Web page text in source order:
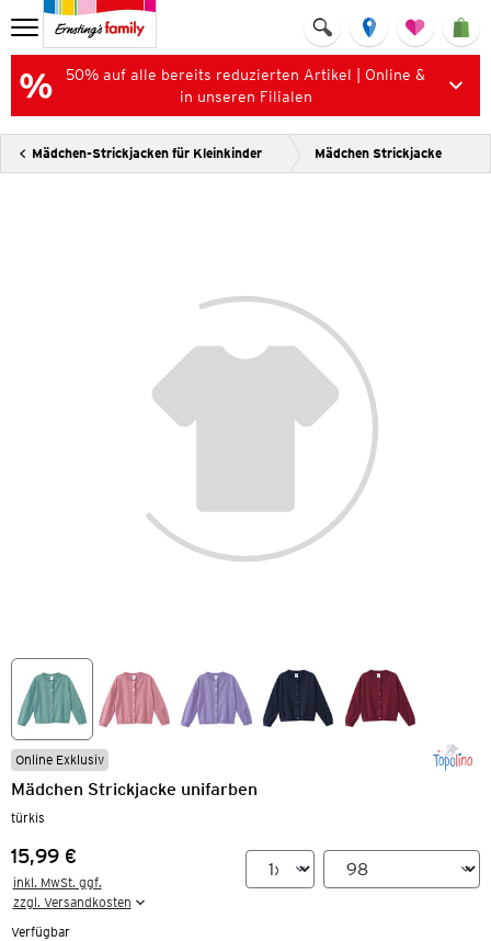
50% auf alle bereits reduzierten Artikel | Online &
in unseren Filialen
Mädchen-Strickjacken für Kleinkinder Mädchen Strickjacke
Online Exklusiv
Mädchen Strickjacke unifarben
türkis
Preis:
15,99 €
inkl. MwSt. ggf.
zzgl. Versandkosten
Verfügbar